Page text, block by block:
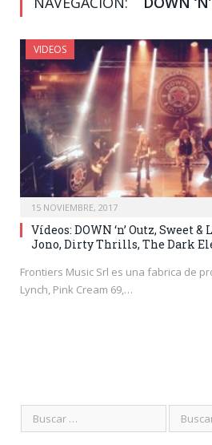
VIDEOS
15 NOVIEMBRE, 2017
Vídeos: DOWN ‘n’ Outz, Sweet
Jono, Dirty Thrills, The Dark
Frontiers Music Srl es una fabrica de
Lynch, Pink Cream 69,…